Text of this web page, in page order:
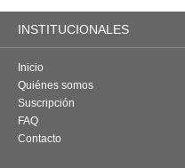
INSTITUCIONALES
Inicio
Quiénes somos
Suscripción
FAQ
Contacto